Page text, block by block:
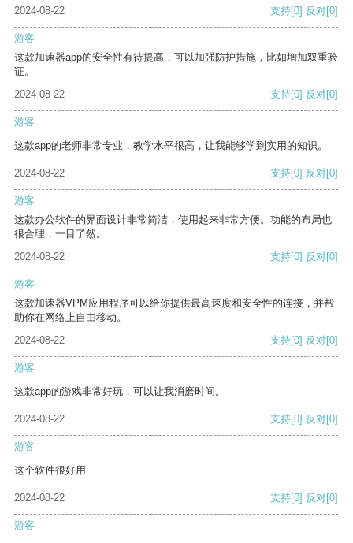
2024-08-22 支持[0] 反对[0]
游客
这款加速器app的安全性有待提高，可以加强防护措施，比如增加双重验
证。
2024-08-22
支持[0] 反对[0]
游客
这款app的老师非常专业，教学水平很高，让我能够学到实用的知识。
2024-08-22 支持[0] 反对[0]
游客
这款办公软件的界面设计非常简洁，使用起来非常方便。功能的布局也
很合理，一目了然。
2024-08-22
支持[0] 反对[0]
游客
这款加速器VPM应用程序可以给你提供最高速度和安全性的连接，并帮
助你在网络上自由移动。
2024-08-22
支持[0] 反对[0]
游客
这款app的游戏非常好玩，可以让我消磨时间。
2024-08-22 支持[0] 反对[0]
游客
这个软件很好用
2024-08-22 支持[0] 反对[0]
游客